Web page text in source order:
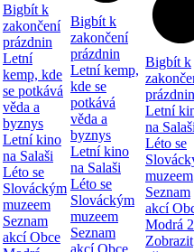
Bigbít k
zakončení
prázdnin
Letní
kemp, kde
se potkává
věda a
byznys
Letní kino
na Salaši
Léto se
Slováckým
muzeem
Seznam
akcí Obce
Bigbít k
zakončení
prázdnin
Letní kemp,
kde se
potkává
věda a
byznys
Letní kino
na Salaši
Léto se
Slováckým
muzeem
Seznam
akcí Obce
Bigbít k
prázdnin
Letní
na
Léto se
muzeem
Seznam
akcí
Modrá
Zobrazit